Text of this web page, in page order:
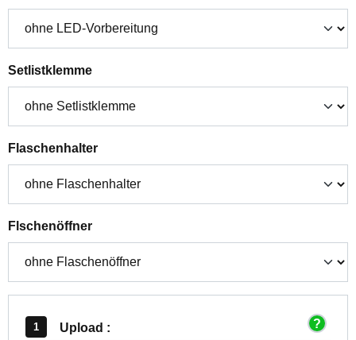
Setlistklemmeauswählen
Flaschenhalterauswählen
Flschenöffnerauswählen
Upload :